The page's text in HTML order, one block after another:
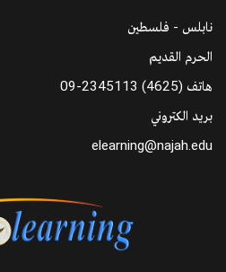
نابلس - فلسطين
الحرم القديم
هاتف 09-2345113 (4625)
بريد الكتروني
elearning@najah.edu